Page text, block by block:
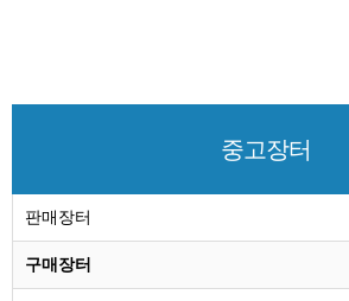
중고장터
판매장터
구매장터